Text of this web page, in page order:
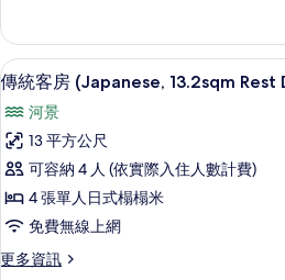
片
情
的
所
有
相
片
客
房
(Japanese
13.2sqm,
Restaurant
Dinner)
的
詳
情
顯
示
傳
統
客
房
(Japanese,
13.2sqm
5
傳統客房 (Japanese, 13.2sqm Rest
河景
13 平方公尺
可容納 4 人 (依實際入住人數計費)
4 張單人日式榻榻米
免費無線上網
更多資訊
更